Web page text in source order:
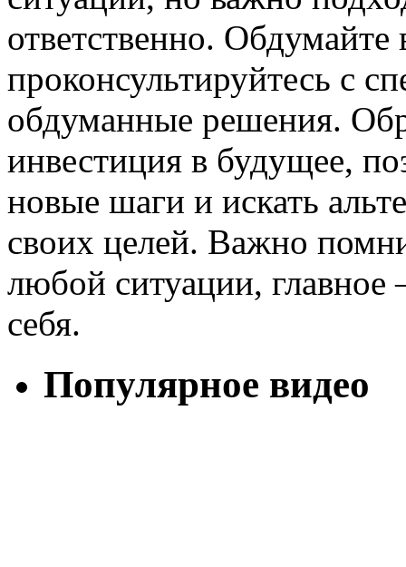
ответственно. Обдумайте
проконсультируйтесь с
обдуманные решения.
инвестиция в будущее,
новые шаги и искать
своих целей. Важно
любой ситуации, главное
себя.
Популярное видео